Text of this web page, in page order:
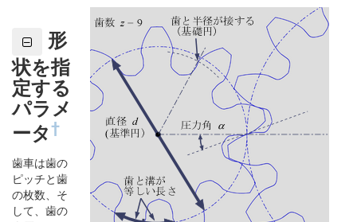
形
状を指
定する
パラメ
ータ†
歯車は歯の
ピッチと歯
の枚数、そ
して、歯の